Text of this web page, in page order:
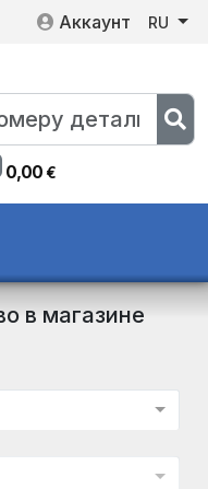
Аккаунт RU
0,00€
в магазине